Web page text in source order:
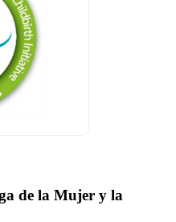
de la Mujer y la